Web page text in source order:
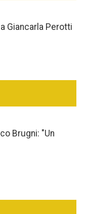
Giancarla Perotti
Brugni: "Un